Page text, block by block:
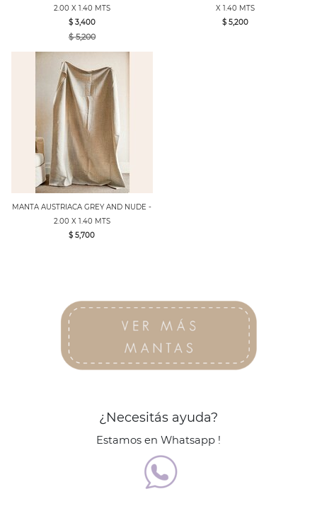
2.00 X 1.40 MTS
$ 3,400
$ 5,200
X 1.40 MTS
$ 5,200
MANTA AUSTRIACA GREY AND NUDE -
2.00 X 1.40 MTS
$ 5,700
¿Necesitás ayuda?
Estamos en Whatsapp !